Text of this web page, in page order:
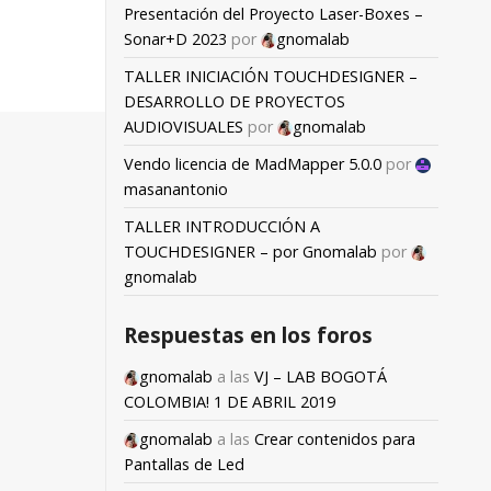
Presentación del Proyecto Laser-Boxes –
Sonar+D 2023 por
gnomalab
TALLER INICIACIÓN TOUCHDESIGNER –
DESARROLLO DE PROYECTOS
AUDIOVISUALES por
gnomalab
Vendo licencia de MadMapper 5.0.0 por
masanantonio
TALLER INTRODUCCIÓN A
TOUCHDESIGNER – por Gnomalab por
gnomalab
Respuestas en los foros
gnomalab a las VJ – LAB BOGOTÁ
COLOMBIA! 1 DE ABRIL 2019
gnomalab a las Crear contenidos para
Pantallas de Led